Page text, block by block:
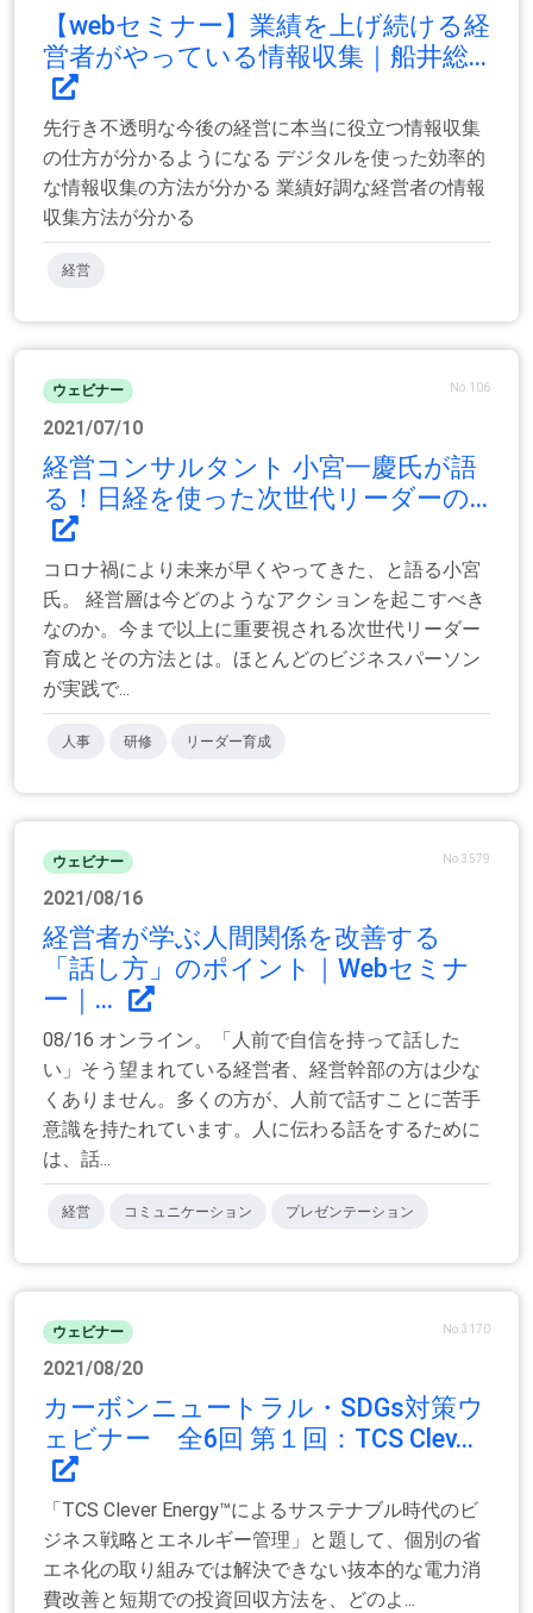
【webセミナー】業績を上げ続ける経
営者がやっている情報収集｜船井総...
先行き不透明な今後の経営に本当に役立つ情報収集
の仕方が分かるようになる デジタルを使った効率的
な情報収集の方法が分かる 業績好調な経営者の情報
収集方法が分かる
経営
ウェビナー No.106
2021/07/10
経営コンサルタント 小宮一慶氏が語
る！日経を使った次世代リーダーの...
コロナ禍により未来が早くやってきた、と語る小宮
氏。 経営層は今どのようなアクションを起こすべき
なのか。今まで以上に重要視される次世代リーダー
育成とその方法とは。ほとんどのビジネスパーソン
が実践で...
人事 研修 リーダー育成
ウェビナー No.3579
2021/08/16
経営者が学ぶ人間関係を改善する
「話し方」のポイント｜Webセミナ
ー｜...
08/16 オンライン。「人前で自信を持って話した
い」そう望まれている経営者、経営幹部の方は少な
くありません。多くの方が、人前で話すことに苦手
意識を持たれています。人に伝わる話をするために
は、話...
経営 コミュニケーション プレゼンテーション
ウェビナー No.3170
2021/08/20
カーボンニュートラル・SDGs対策ウ
ェビナー 全6回 第１回：TCS Clev...
「TCS Clever Energy™によるサステナブル時代のビ
ジネス戦略とエネルギー管理」と題して、個別の省
エネ化の取り組みでは解決できない抜本的な電力消
費改善と短期での投資回収方法を、どのよ...